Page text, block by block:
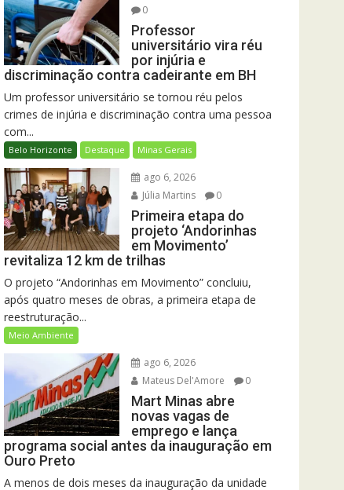
0
Professor
universitário vira réu
por injúria e
discriminação contra cadeirante em BH
Um professor universitário se tornou réu pelos
crimes de injúria e discriminação contra uma pessoa
com...
Belo Horizonte Destaque Minas Gerais
ago 6, 2026
Júlia Martins
0
Primeira etapa do
projeto ‘Andorinhas
em Movimento’
revitaliza 12 km de trilhas
O projeto “Andorinhas em Movimento” concluiu,
após quatro meses de obras, a primeira etapa de
reestruturação...
Meio Ambiente
ago 6, 2026
Mateus Del'Amore
0
Mart Minas abre
novas vagas de
emprego e lança
programa social antes da inauguração em
Ouro Preto
A menos de dois meses da inauguração da unidade